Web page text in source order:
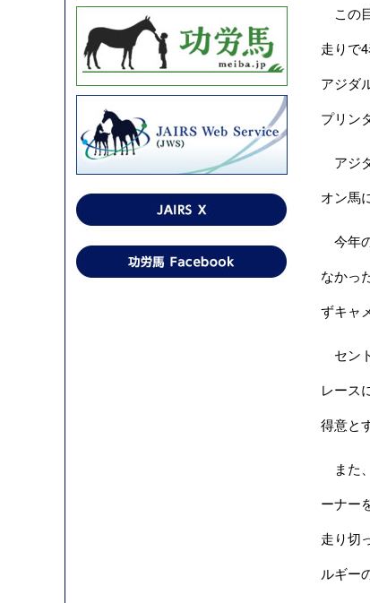
この
走りで
アジダ
プリン
アジ
オン馬
今年
なかっ
ずキャ
セン
レース
得意と
また
ーナー
走り切
ルギー